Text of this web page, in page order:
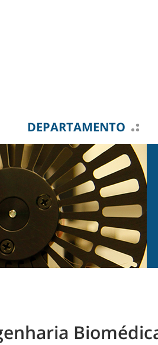
DEPARTAMENTO